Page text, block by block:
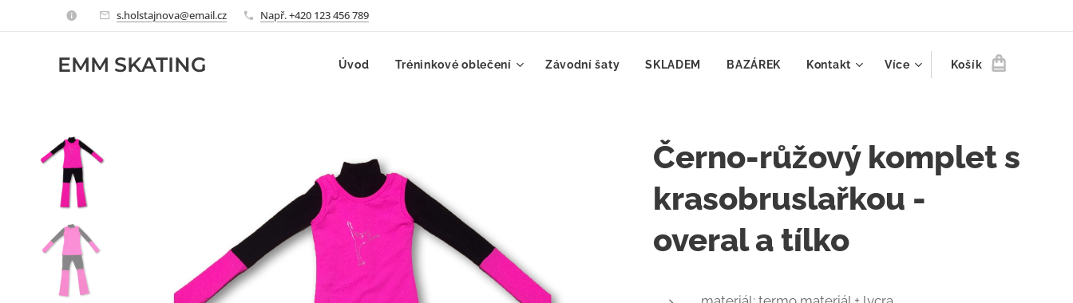
s.holstajnova@email.cz Např. +420 123 456 789
EMM SKATING Úvod Tréninkové oblečení Závodní šaty SKLADEM BAZÁREK Kontakt Více Košík
Černo-růžový komplet s
krasobruslařkou -
overal a tílko